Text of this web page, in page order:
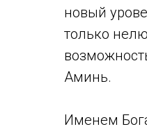
новый
только
Аминь.
Именем